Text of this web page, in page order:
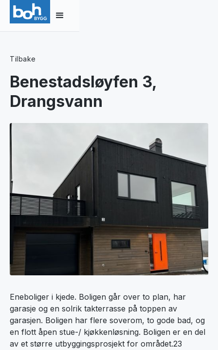
Tilbake
Benestadsløyfen 3,
Drangsvann
Eneboliger i kjede. Boligen går over to plan, har
garasje og en solrik takterrasse på toppen av
garasjen. Boligen har flere soverom, to gode bad, og
en flott åpen stue-/ kjøkkenløsning. Boligen er en del
av et større utbyggingsprosjekt for området.23